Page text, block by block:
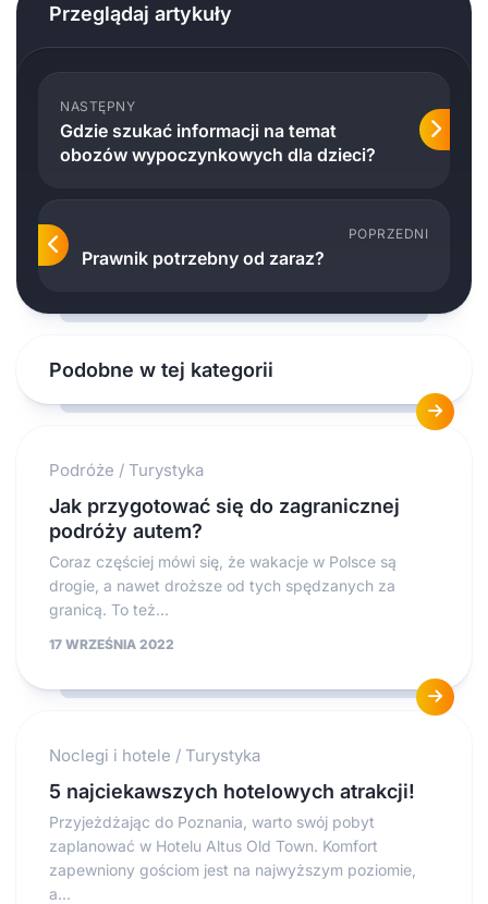
Przeglądaj artykuły
NASTĘPNY
Gdzie szukać informacji na temat
obozów wypoczynkowych dla dzieci?
POPRZEDNI
Prawnik potrzebny od zaraz?
Podobne w tej kategorii
Podróże / Turystyka
Jak przygotować się do zagranicznej
podróży autem?
Coraz częściej mówi się, że wakacje w Polsce są
drogie, a nawet droższe od tych spędzanych za
granicą. To też...
17 WRZEŚNIA 2022
Noclegi i hotele / Turystyka
5 najciekawszych hotelowych atrakcji!
Przyjeżdżając do Poznania, warto swój pobyt
zaplanować w Hotelu Altus Old Town. Komfort
zapewniony gościom jest na najwyższym poziomie,
a...